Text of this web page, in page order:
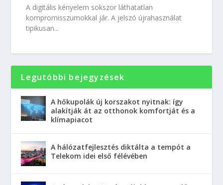
A digitális kényelem sokszor láthatatlan
kompromisszumokkal jár. A jelszó újrahasználat
tipikusan...
Legutóbbi bejegyzések
A hőkupolák új korszakot nyitnak: így
alakítják át az otthonok komfortját és a
klímapiacot
A hálózatfejlesztés diktálta a tempót a
Telekom idei első félévében